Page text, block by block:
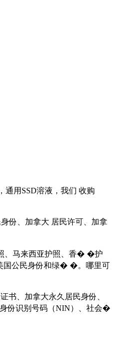
通用SSD溶液，我们 收购
份、加拿大 居民许可、加拿
照、马来西亚护照、香� �护
国公民身份和绿� �。哪里可
、加拿大永久居民身份、
份识别号码（NIN）、社会�